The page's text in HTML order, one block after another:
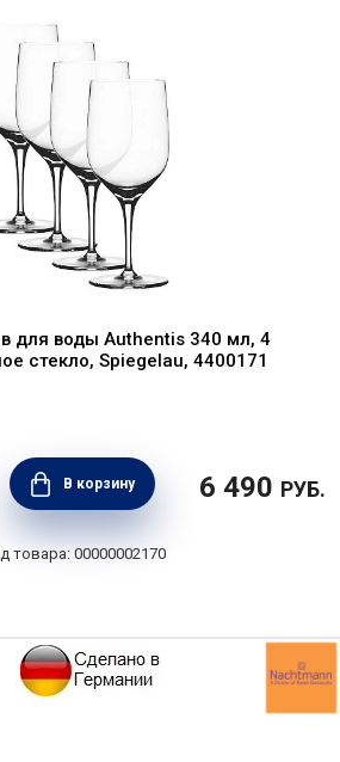
для воды Authentis 340 мл, 4
стекло, Spiegelau, 4400171
В корзину 6 490 РУБ.
00000002170